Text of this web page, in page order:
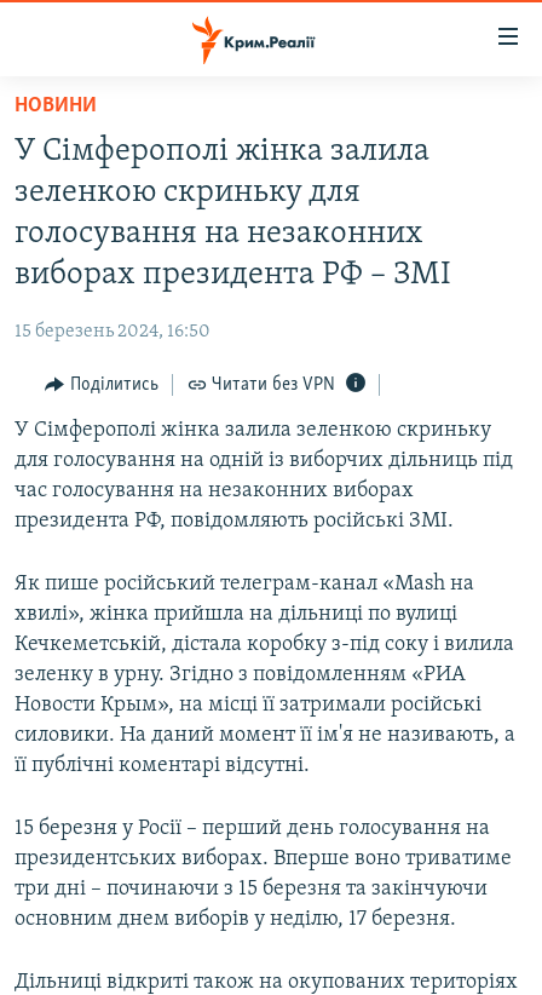
Перейти
основного
матеріалу
до
основної
Перейти
пошуку
НОВИНИ
ВОДА.КРИМ
ПОЛІТИКА
ПОГЛЯД
ІНТЕРВ'Ю
ВСЕ ЗА ДЕНЬ
СПЕЦПРОЕКТИ
ДЕПОРТАЦІЯ
СВІДЧЕННЯ ОКУПАЦІЇ
УКРАЇНСЬКА ПРОБЛЕМА КРИМУ
ІНФОГРАФІКА
ЯК ОБІЙТИ БЛОКУВАННЯ
Русский
Qırımtatar
ДОЛУЧАЙСЯ!
НОВИНИ
У Сімферополі жінка залила
зеленкою скриньку для
голосування на незаконних
виборах президента РФ – ЗМІ
15 березень 2024, 16:50
Поділитись Читати без VPN
У Сімферополі жінка залила зеленкою скриньку
для голосування на одній із виборчих дільниць під
час голосування на незаконних виборах
президента РФ, повідомляють російські ЗМІ.
Як пише російський телеграм-канал «Mash на
хвилі», жінка прийшла на дільниці по вулиці
Кечкеметській, дістала коробку з-під соку і вилила
зеленку в урну. Згідно з повідомленням «РИА
Новости Крым», на місці її затримали російські
силовики. На даний момент її ім'я не називають, а
її публічні коментарі відсутні.
15 березня у Росії – перший день голосування на
президентських виборах. Вперше воно триватиме
три дні – починаючи з 15 березня та закінчуючи
основним днем виборів у неділю, 17 березня.
Дільниці відкриті також на окупованих територіях